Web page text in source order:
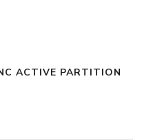
ACTIVE PARTITION